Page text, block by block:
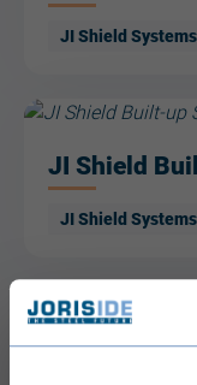
JI Shield
JI Shield
JI Shield